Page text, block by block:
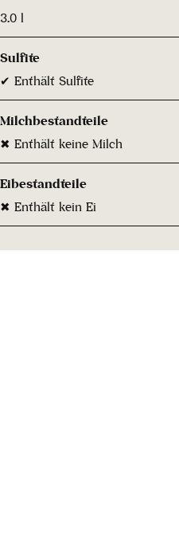
3.0 l
Sulfite
✔ Enthält Sulfite
Milchbestandteile
✖ Enthält keine Milch
Eibestandteile
✖ Enthält kein Ei